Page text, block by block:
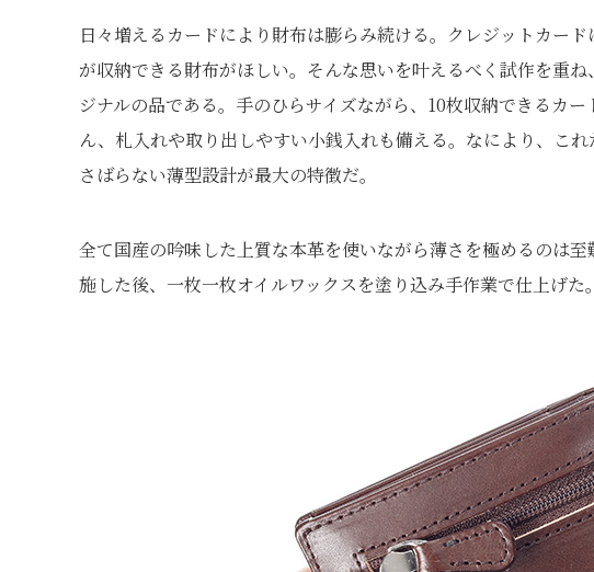
日々増えるカードにより財布は膨らみ続ける。クレジットカー
が収納できる財布がほしい。そんな思いを叶えるべく試作を重
ジナルの品である。手のひらサイズながら、10枚収納できるカ
ん、札入れや取り出しやすい小銭入れも備える。なにより、こ
さばらない薄型設計が最大の特徴だ。
全て国産の吟味した上質な本革を使いながら薄さを極めるのは
施した後、一枚一枚オイルワックスを塗り込み手作業で仕上げた